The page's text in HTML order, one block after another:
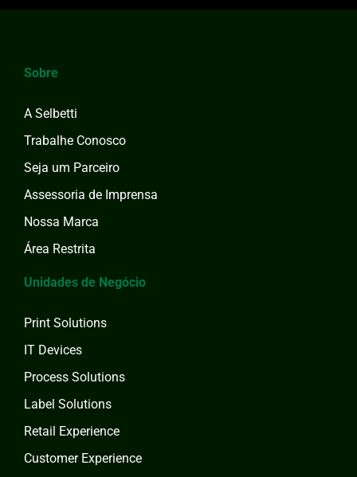
Sobre
A Selbetti
Trabalhe Conosco
Seja um Parceiro
Assessoria de Imprensa
Nossa Marca
Área Restrita
Unidades de Negócio
Print Solutions
IT Devices
Process Solutions
Label Solutions
Retail Experience
Customer Experience